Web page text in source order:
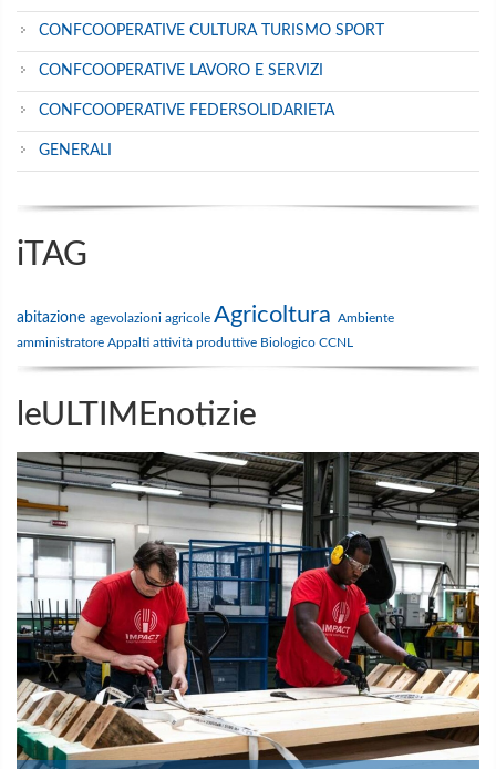
CONFCOOPERATIVE CULTURA TURISMO SPORT
CONFCOOPERATIVE LAVORO E SERVIZI
CONFCOOPERATIVE FEDERSOLIDARIETA
GENERALI
iTAG
abitazione agevolazioni agricole Agricoltura Ambiente
amministratore Appalti attività produttive Biologico CCNL
leULTIMEnotizie